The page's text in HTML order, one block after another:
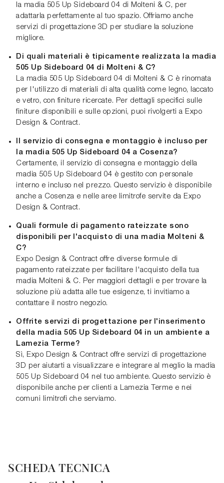
la madia 505 Up Sideboard 04 di Molteni & C, per
adattarla perfettamente al tuo spazio. Offriamo anche
servizi di progettazione 3D per studiare la soluzione
migliore.
Di quali materiali è tipicamente realizzata la madia
505 Up Sideboard 04 di Molteni & C?
La madia 505 Up Sideboard 04 di Molteni & C è rinomata
per l'utilizzo di materiali di alta qualità come legno, laccato
e vetro, con finiture ricercate. Per dettagli specifici sulle
finiture disponibili e sulle opzioni, puoi rivolgerti a Expo
Design & Contract.
Il servizio di consegna e montaggio è incluso per
la madia 505 Up Sideboard 04 a Cosenza?
Certamente, il servizio di consegna e montaggio della
madia 505 Up Sideboard 04 è gestito con personale
interno e incluso nel prezzo. Questo servizio è disponibile
anche a Cosenza e nelle aree limitrofe servite da Expo
Design & Contract.
Quali formule di pagamento rateizzate sono
disponibili per l'acquisto di una madia Molteni &
C?
Expo Design & Contract offre diverse formule di
pagamento rateizzate per facilitare l'acquisto della tua
madia Molteni & C. Per maggiori dettagli e per trovare la
soluzione più adatta alle tue esigenze, ti invitiamo a
contattare il nostro negozio.
Offrite servizi di progettazione per l'inserimento
della madia 505 Up Sideboard 04 in un ambiente a
Lamezia Terme?
Sì, Expo Design & Contract offre servizi di progettazione
3D per aiutarti a visualizzare e integrare al meglio la madia
505 Up Sideboard 04 nel tuo ambiente. Questo servizio è
disponibile anche per clienti a Lamezia Terme e nei
comuni limitrofi che serviamo.
SCHEDA TECNICA